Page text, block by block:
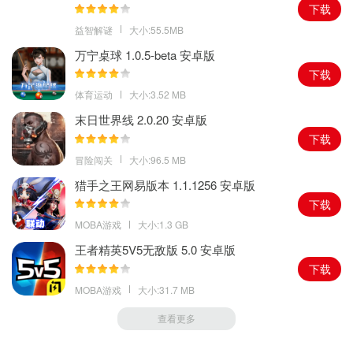
益智解谜 大小:55.5MB
下载
万宁桌球 1.0.5-beta 安卓版
体育运动 大小:3.52 MB
下载
末日世界线 2.0.20 安卓版
冒险闯关 大小:96.5 MB
下载
猎手之王网易版本 1.1.1256 安卓版
MOBA游戏 大小:1.3 GB
下载
王者精英5V5无敌版 5.0 安卓版
MOBA游戏 大小:31.7 MB
下载
查看更多